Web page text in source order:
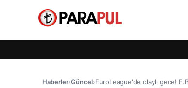
Haberler›Güncel›EuroLeague'de olaylı gece!